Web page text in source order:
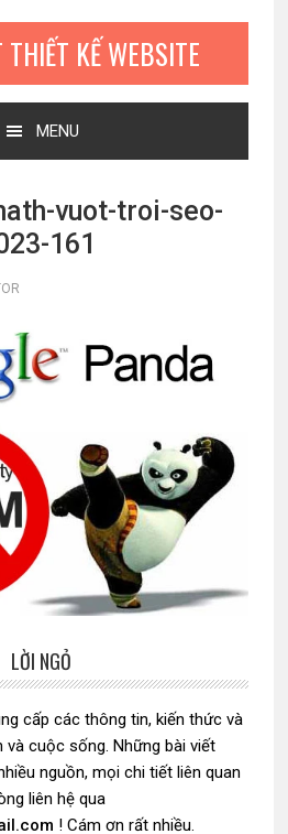
KẾ WEBSITE
MENU
vuot-troi-seo-
161
LỜI NGỎ
cấp các thông tin, kiến thức và
và cuộc sống. Những bài viết
nguồn, mọi chi tiết liên quan
liên hệ qua
! Cám ơn rất nhiều.